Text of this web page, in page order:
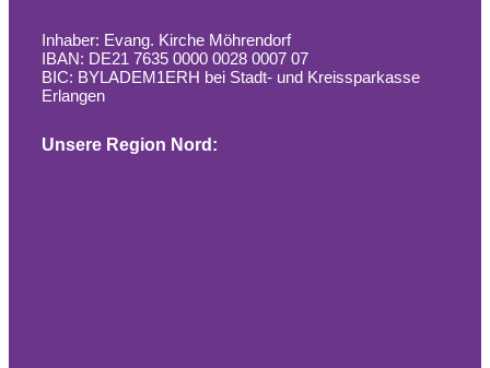
Inhaber: Evang. Kirche Möhrendorf
IBAN: DE21 7635 0000 0028 0007 07
BIC: BYLADEM1ERH bei Stadt- und Kreissparkasse
Erlangen
Unsere Region Nord: